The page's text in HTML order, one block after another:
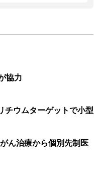
協力
チウムターゲットで小型
ん治療から個別先制医